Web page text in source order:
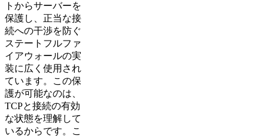
トからサーバーを
保護し、正当な接
続への干渉を防ぐ
ステートフルファ
イアウォールの実
装に広く使用され
ています。この保
護が可能なのは、
TCPと接続の有効
な状態を理解して
いるからです。こ